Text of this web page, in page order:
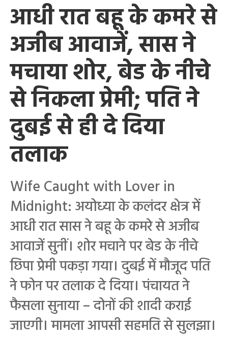
आधी रात बहू के कमरे से
अजीब आवाजें, सास ने
मचाया शोर, बेड के नीचे
से निकला प्रेमी; पति ने
दुबई से ही दे दिया
तलाक
Wife Caught with Lover in
Midnight: अयोध्या के कलंदर क्षेत्र में
आधी रात सास ने बहू के कमरे से अजीब
आवाजें सुनीं। शोर मचाने पर बेड के नीचे
छिपा प्रेमी पकड़ा गया। दुबई में मौजूद पति
ने फोन पर तलाक दे दिया। पंचायत ने
फैसला सुनाया – दोनों की शादी कराई
जाएगी। मामला आपसी सहमति से सुलझा।